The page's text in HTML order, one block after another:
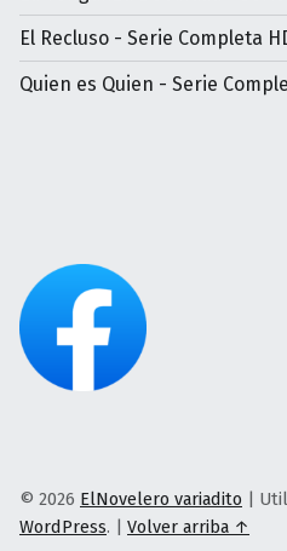
El Recluso - Serie Completa
Quien es Quien - Serie
© 2026 ElNovelero variadito |
WordPress. | Volver arriba ↑